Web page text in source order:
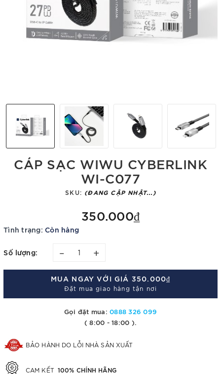
CÁP SẠC WIWU CYBERLINK
WI-C077
SKU: (ĐANG CẬP NHẬT...)
350.000₫
Tình trạng: Còn hàng
Số lượng: – +
MUA NGAY VỚI GIÁ 350.000₫
Đặt mua giao hàng tận nơi
Gọi đặt mua:0888 326 099
( 8:00 - 18:00 ).
BẢO HÀNH DO LỖI NHÀ SẢN XUẤT
CAM KẾT 100% CHÍNH HÃNG